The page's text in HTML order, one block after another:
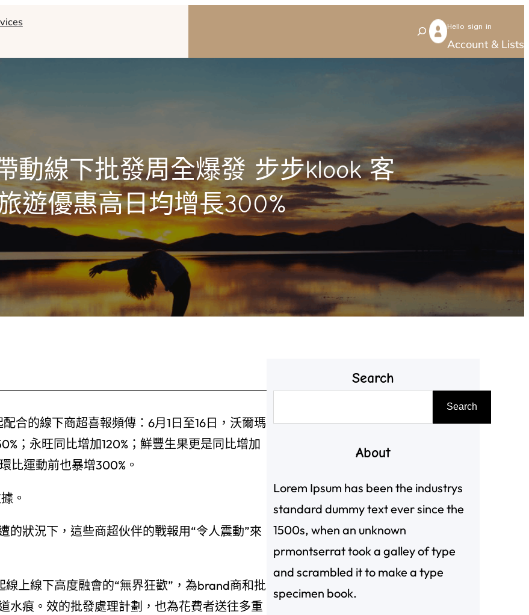
S
e
Hello sign in
Account & Lists
動線下批發周全爆發 步步klook 客
遊優惠高日均增長300%
合的線下商超喜報頻傳：6月1日至16日，沃爾瑪
；永旺同比增加120%；鮮豐生果更是同比增加
環比運動前也暴增300%。
。
的狀況下，這些商超伙伴的戰報用“令人震動”來
上線下高度融會的“無界狂歡”，為brand商和批
水痕。效的批發處理計劃，也為花費者送往多重
Search
尋
Search
About
Lorem Ipsum has been the industrys
standard dummy text ever since the
1500s, when an unknown
prmontserrat took a galley of type
and scrambled it to make a type
specimen book.